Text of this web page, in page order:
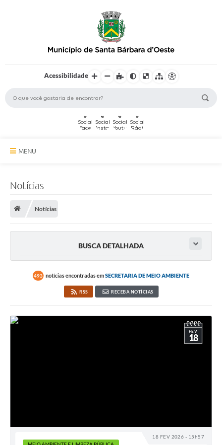
Acessibilidade
MENU
Serviços Online
Ouvidoria
Programa de Incentivo ao Desenvolvimento
Certidão Negativa de Imóvel
Notícias
Notícias
BUSCA DETALHADA
493 notícias encontradas emSECRETARIA DE MEIO AMBIENTE
RSS RECEBA NOTÍCIAS
18 FEV 2026 - 15h57
FEV
18